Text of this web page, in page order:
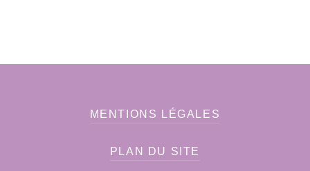
MENTIONS LÉGALES
PLAN DU SITE